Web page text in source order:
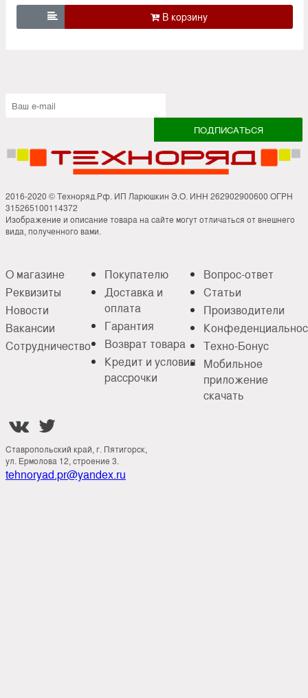

2016-2020 © Техноряд.Рф. ИП Ларюшкин Э.О. ИНН 262902900600 ОГРН
315265100114372
Изображение и описание товара на сайте могут отличаться от внешнего
вида, полученного вами.
О магазине
Реквизиты
Новости
Вакансии
Сотрудничество
Покупателю
Доставка и
оплата
Гарантия
Возврат товара
Кредит и условия
рассрочки
Вопрос-ответ
Статьи
Производители
Техно-Бонус
Мобильное
приложение
скачать
 
Ставропольский край, г. Пятигорск,
ул. Ермолова 12, строение 3.
tehnoryad.pr@yandex.ru